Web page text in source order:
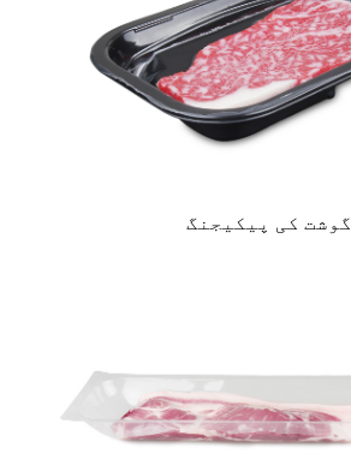
گوشت کی پیکیجنگ